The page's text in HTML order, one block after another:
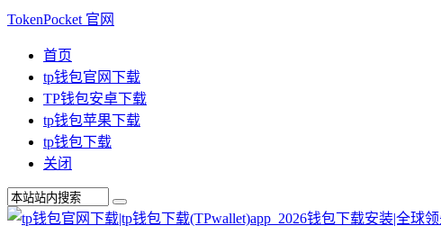
TokenPocket 官网
首页
tp钱包官网下载
TP钱包安卓下载
tp钱包苹果下载
tp钱包下载
关闭